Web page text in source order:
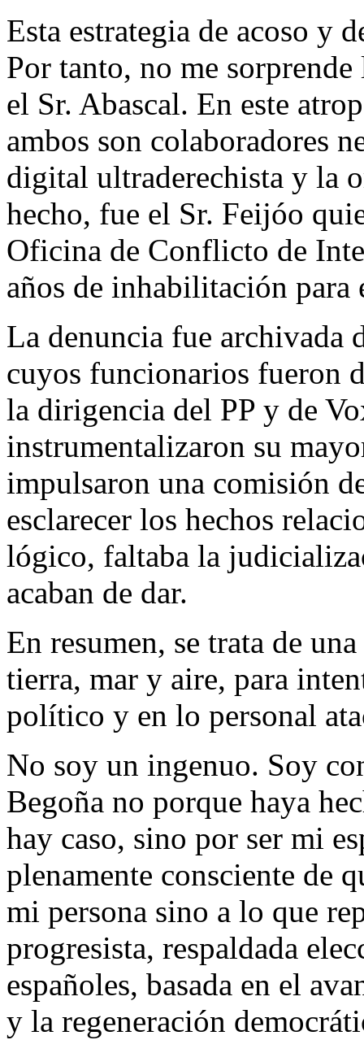
Esta estrategia de acoso y
Por tanto, no me
el Sr. Abascal. En este
ambos son colaboradores
digital ultraderechista y la
hecho, fue el Sr. Feijóo
Oficina de Conflicto de
años de inhabilitación
La denuncia fue archivada
cuyos funcionarios fueron
la dirigencia del PP y de
instrumentalizaron su
impulsaron una comisión
esclarecer los hechos
lógico, faltaba la
acaban de dar.
En resumen, se trata de
tierra, mar y aire, para
político y en lo personal
No soy un ingenuo. Soy
Begoña no porque haya
hay caso, sino por ser mi
plenamente consciente de
mi persona sino a lo que
progresista, respaldada
españoles, basada en el
y la regeneración